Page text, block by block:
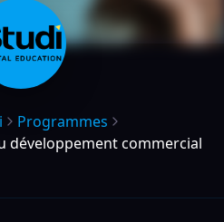
Programmes
développement commercial